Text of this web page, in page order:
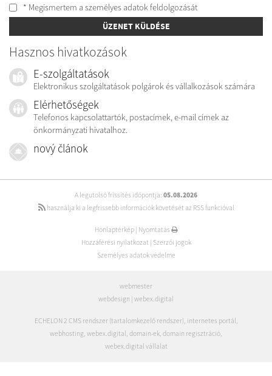
* Megismertem a személyes adatok feldolgozását
ÜZENET KÜLDÉSE
Hasznos hivatkozások
E-szolgáltatások
Elektronikus szolgáltatások polgárok és vállalkozások számára
Elérhetőségek
Telefonos kapcsolattartók, postacímek, e-mail címek az
önkormányzati hivatalhoz.
nový článok
A legutolsó frissítés időpontja: 05.08.2026
használja ki a legfrissebb információk követését az RSS funkcióval
Honlaptérkép| Nyomtatás
Hozzáférési nyilatkozat | Szerzői jogok
Személyes adatok védelme
webmester
webdesign | webex.digital
ECHELON 2 CMS rendszer (tartalomkezelő rendszer) internetes portál
webhosting webex.digital domain-ek domain regisztráció
webex.digital vállalat